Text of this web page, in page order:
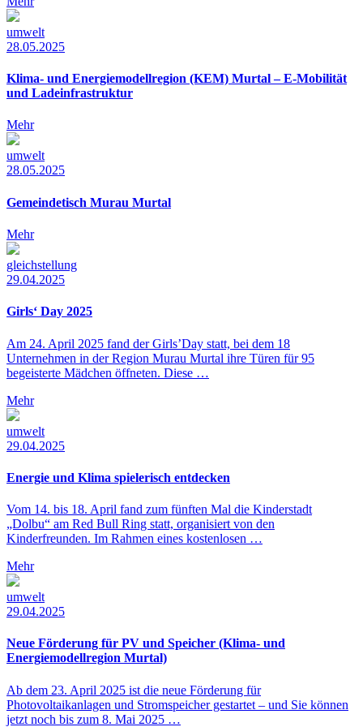
umwelt
28.05.2025
Klima- und Energiemodellregion (KEM) Murtal – E-Mobilität
und Ladeinfrastruktur
Mehr
umwelt
28.05.2025
Gemeindetisch Murau Murtal
Mehr
gleichstellung
29.04.2025
Girls‘ Day 2025
Am 24. April 2025 fand der Girls’Day statt, bei dem 18
Unternehmen in der Region Murau Murtal ihre Türen für 95
begeisterte Mädchen öffneten. Diese …
Mehr
umwelt
29.04.2025
Energie und Klima spielerisch entdecken
Vom 14. bis 18. April fand zum fünften Mal die Kinderstadt
„Dolbu“ am Red Bull Ring statt, organisiert von den
Kinderfreunden. Im Rahmen eines kostenlosen …
Mehr
umwelt
29.04.2025
Neue Förderung für PV und Speicher (Klima- und
Energiemodellregion Murtal)
Ab dem 23. April 2025 ist die neue Förderung für
Photovoltaikanlagen und Stromspeicher gestartet – und Sie können
jetzt noch bis zum 8. Mai 2025 …